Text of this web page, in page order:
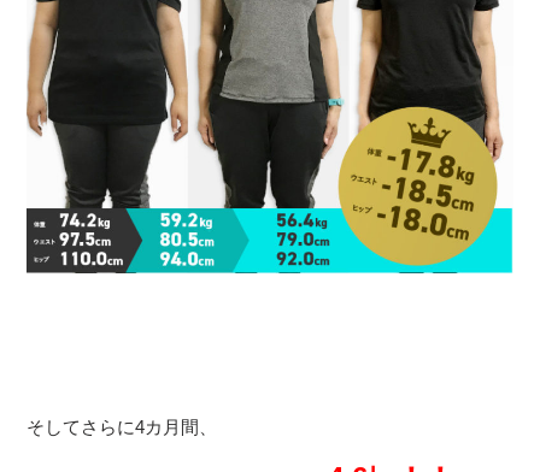
そしてさらに4カ月間、